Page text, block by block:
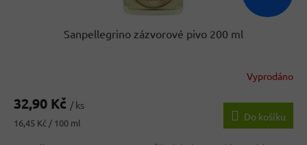
Sanpellegrino zázvorové pivo 200 ml
Vyprodáno
32,90 Kč / ks
Měrná
16,45 Kč / 100 ml
Do košíku